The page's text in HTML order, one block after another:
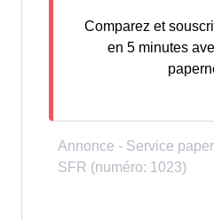
Comparez et
en 5 minutes